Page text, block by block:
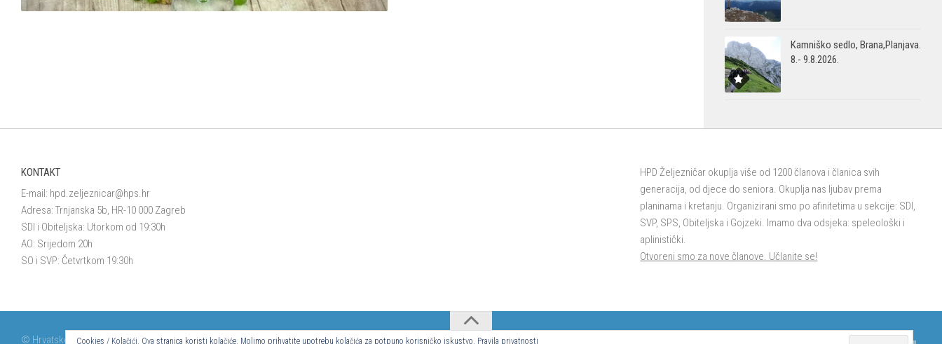
Kamniško sedlo, Brana,Planjava.
8.- 9.8.2026.
KONTAKT
E-mail: hpd.zeljeznicar@hps.hr
Adresa: Trnjanska 5b, HR-10 000 Zagreb
SDI i Obiteljska: Utorkom od 19:30h
AO: Srijedom 20h
SO i SVP: Četvrtkom 19:30h
HPD Željezničar okuplja više od 1200 članova i članica svih
generacija, od djece do seniora. Okuplja nas ljubav prema
planinama i kretanju. Organizirani smo po afinitetima u sekcije: SDI,
SVP, SPS, Obiteljska i Gojzeki. Imamo dva odsjeka: speleološki i
aplinistički.
Otvoreni smo za nove članove. Učlanite se!
© Hrvatsko planinarsko društvo Željezničar 2024.
Cookies / Kolačići. Ova stranica koristi kolačiće. Molimo prihvatite upotrebu kolačića za potpuno korisničko iskustvo. Pravila privatnosti